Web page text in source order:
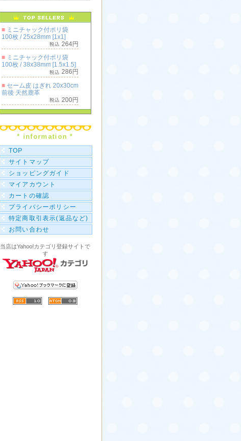
■ ミニチャック付ポリ袋
100枚 / 25x28mm [1x1]
264円
■ ミニチャック付ポリ袋
100枚 / 38x38mm [1.5x1.5]
286円
■ セーム皮 はぎれ 20x30cm
前後 天然鹿革
200円
■ミニチャック付ポリ袋
396円
横長 ミニチャック付ポリ
袋 100枚 / 50x25mm [2x1]
286円
* information *
TOP
サイトマップ
ショッピングガイド
マイアカウント
カートの確認
プライバシーポリシー
特定商取引表示(返品など)
お問い合わせ
当店はYahoo!カテゴリ登録サイトで
す